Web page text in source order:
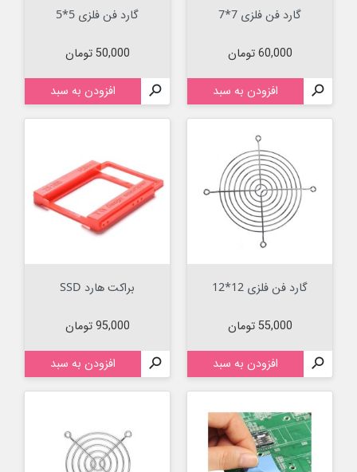
گارد فن فلزی 7*7
قیمت
60,000 تومان
 افزودن به سبد
گارد فن فلزی 5*5
قیمت
50,000 تومان
 افزودن به سبد
گارد فن فلزی 12*12
قیمت
55,000 تومان
 افزودن به سبد
براکت هارد SSD
قیمت
95,000 تومان
 افزودن به سبد